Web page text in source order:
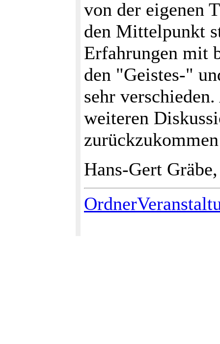
von der eigenen
den Mittelpunkt
Erfahrungen mit
den "Geistes-"
sehr
weiteren
Hans-Gert